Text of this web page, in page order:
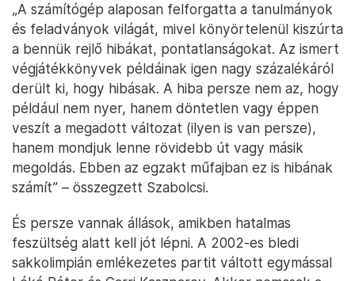
„A számítógép alaposan felforgatta a tanulmányok
és feladványok világát, mivel könyörtelenül kiszúrta
a bennük rejlő hibákat, pontatlanságokat. Az ismert
végjátékkönyvek példáinak igen nagy százalékáról
derült ki, hogy hibásak. A hiba persze nem az, hogy
például nem nyer, hanem döntetlen vagy éppen
veszít a megadott változat (ilyen is van persze),
hanem mondjuk lenne rövidebb út vagy másik
megoldás. Ebben az egzakt műfajban ez is hibának
számít” – összegzett Szabolcsi.
És persze vannak állások, amikben hatalmas
feszültség alatt kell jót lépni. A 2002-es bledi
sakkolimpián emlékezetes partit váltott egymással